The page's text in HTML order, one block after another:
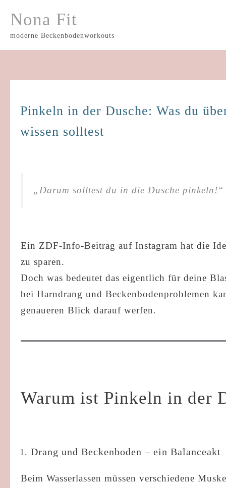
Nona Fit
moderne Beckenbodenworkouts
Pinkeln in der Dusche: Was du
wissen solltest
„Darum solltest du in die Dusche pinkeln!“
Ein ZDF-Info-Beitrag auf Instagram hat die
zu sparen.
Doch was bedeutet das eigentlich für deine
bei Harndrang und Beckenbodenproblemen
genaueren Blick darauf werfen.
Warum ist Pinkeln in der
Drang und Beckenboden – ein Balanceakt
Beim Wasserlassen müssen verschiedene